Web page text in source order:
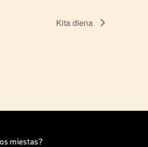
Kita diena
miestas?